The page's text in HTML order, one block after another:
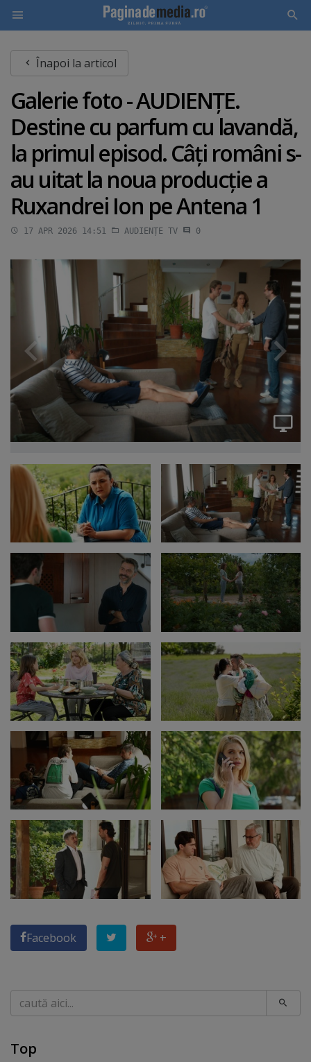
main
content
Înapoi la articol
Galerie foto - AUDIENŢE.
Destine cu parfum cu lavandă,
la primul episod. Câţi români s-
au uitat la noua producţie a
Ruxandrei Ion pe Antena 1
17 APR 2026 14:51 AUDIENȚE TV 0
Facebook +
Caută
Top